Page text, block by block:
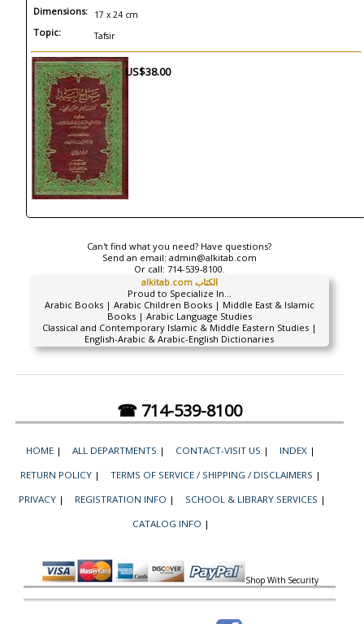
Dimensions: 17 x 24 cm
Topic: Tafsir
US$38.00
Can't find what you need? Have questions?
Send an email: admin@alkitab.com
Or call: 714-539-8100.
alkitab.com الكتاب
Proud to Specialize In...
Arabic Books | Arabic Children Books | Middle East & Islamic
Books | Arabic Language Studies
Classical and Contemporary Islamic & Middle Eastern Studies |
English-Arabic & Arabic-English Dictionaries
☎ 714-539-8100
HOME | ALL DEPARTMENTS | CONTACT-VISIT US | INDEX |
RETURN POLICY | TERMS OF SERVICE / SHIPPING / DISCLAIMERS |
PRIVACY | REGISTRATION INFO | SCHOOL & LIBRARY SERVICES |
CATALOG INFO |
Shop With Security